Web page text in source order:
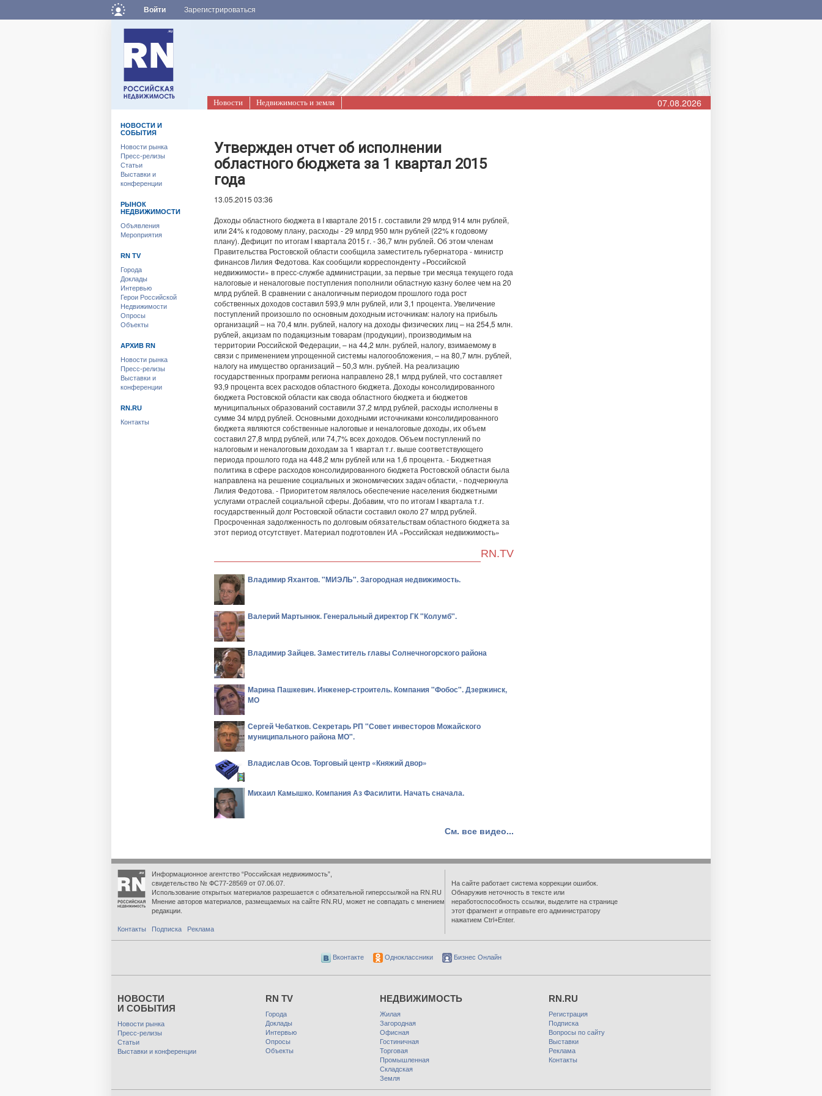
Войти Зарегистрироваться
Новости Недвижимость и земля 07.08.2026
Утвержден отчет об исполнении
областного бюджета за 1 квартал 2015
года
13.05.2015 03:36
Доходы областного бюджета в I квартале 2015 г. составили 29 млрд 914 млн рублей,
или 24% к годовому плану, расходы - 29 млрд 950 млн рублей (22% к годовому
плану). Дефицит по итогам I квартала 2015 г. - 36,7 млн рублей. Об этом членам
Правительства Ростовской области сообщила заместитель губернатора - министр
финансов Лилия Федотова. Как сообщили корреспонденту «Российской
недвижимости» в пресс-службе администрации, за первые три месяца текущего года
налоговые и неналоговые поступления пополнили областную казну более чем на 20
млрд рублей. В сравнении с аналогичным периодом прошлого года рост
собственных доходов составил 593,9 млн рублей, или 3,1 процента. Увеличение
поступлений произошло по основным доходным источникам: налогу на прибыль
организаций – на 70,4 млн. рублей, налогу на доходы физических лиц – на 254,5 млн.
рублей, акцизам по подакцизным товарам (продукции), производимым на
территории Российской Федерации, – на 44,2 млн. рублей, налогу, взимаемому в
связи с применением упрощенной системы налогообложения, – на 80,7 млн. рублей,
налогу на имущество организаций – 50,3 млн. рублей. На реализацию
государственных программ региона направлено 28,1 млрд рублей, что составляет
93,9 процента всех расходов областного бюджета. Доходы консолидированного
бюджета Ростовской области как свода областного бюджета и бюджетов
муниципальных образований составили 37,2 млрд рублей, расходы исполнены в
сумме 34 млрд рублей. Основными доходными источниками консолидированного
бюджета являются собственные налоговые и неналоговые доходы, их объем
составил 27,8 млрд рублей, или 74,7% всех доходов. Объем поступлений по
налоговым и неналоговым доходам за 1 квартал т.г. выше соответствующего
периода прошлого года на 448,2 млн рублей или на 1,6 процента. - Бюджетная
политика в сфере расходов консолидированного бюджета Ростовской области была
направлена на решение социальных и экономических задач области, - подчеркнула
Лилия Федотова. - Приоритетом являлось обеспечение населения бюджетными
услугами отраслей социальной сферы. Добавим, что по итогам I квартала т.г.
государственный долг Ростовской области составил около 27 млрд рублей.
Просроченная задолженность по долговым обязательствам областного бюджета за
этот период отсутствует. Материал подготовлен ИА «Российская недвижимость»
RN.TV
Владимир Яхантов. "МИЭЛЬ". Загородная недвижимость.
Валерий Мартынюк. Генеральный директор ГК "Колумб".
Владимир Зайцев. Заместитель главы Солнечногорского района
Марина Пашкевич. Инженер-строитель. Компания "Фобос". Дзержинск,
МО
Сергей Чебатков. Секретарь РП "Совет инвесторов Можайского
муниципального района МО".
Владислав Осов. Торговый центр «Княжий двор»
Михаил Камышко. Компания Аз Фасилити. Начать сначала.
См. все видео...
НОВОСТИ И
СОБЫТИЯ
Новости рынка
Пресс-релизы
Статьи
Выставки и
конференции
РЫНОК
НЕДВИЖИМОСТИ
Объявления
Мероприятия
RN TV
Города
Доклады
Интервью
Герои Российской
Недвижимости
Опросы
Объекты
АРХИВ RN
Новости рынка
Пресс-релизы
Выставки и
конференции
RN.RU
Контакты
Информационное агентство “Российская недвижимость”,
свидетельство № ФС77-28569 от 07.06.07.
Использование открытых материалов разрешается с обязательной гиперссылкой на RN.RU
Мнение авторов материалов, размещаемых на сайте RN.RU, может не совпадать с мнением
редакции.
Контакты Подписка Реклама
На сайте работает система коррекции ошибок.
Обнаружив неточность в тексте или
неработоспособность ссылки, выделите на странице
этот фрагмент и отправьте его администратору
нажатием Ctrl+Enter.
Вконтакте Одноклассники Бизнес Онлайн
НОВОСТИ
И СОБЫТИЯ
Новости рынка
Пресс-релизы
Статьи
Выставки и конференции
RN TV
Города
Доклады
Интервью
Опросы
Объекты
НЕДВИЖИМОСТЬ
Жилая
Загородная
Офисная
Гостиничная
Торговая
Промышленная
Складская
Земля
RN.RU
Регистрация
Подписка
Вопросы по сайту
Выставки
Реклама
Контакты